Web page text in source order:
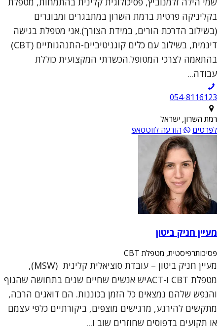
בקליניקה פרטית ברמת השרון במתבגרים ומבוגרים
(בשילוב הדרכת הורים, במידת הצורך).אני מטפלת בגישה
דינמית, בשילוב עם כלים קוגניטיביים-התנהגותיים (CBT)
בהתאמה לצרכי המטופל.הכשרתי המקצועית כוללת
עבודה...
054-8116123
רמת השרון, ישראל
לפרטים
הודעה לווטסאפ
מעיין חניק ביטון
פסיכותרפיסטית, מטפלת CBT
מעיין חניק ביטון – עובדת סוציאלית קלינית (MSW),
מטפלת CBT ו-ACTיש אנשים שחיים שנים בתחושה שהגוף
והנפש שלהם נמצאים כל הזמן בכוננות. הם דואגים הרבה,
מתקשים להירגע, מרגישים מוצפים, ביקורתיים כלפי עצמם
או תקועים בדפוסים שחוזרים שוב ו...